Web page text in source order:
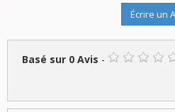
Écrire un
Basé sur 0 Avis -